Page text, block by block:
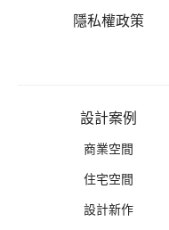
隱私權政策
設計案例
商業空間
住宅空間
設計新作